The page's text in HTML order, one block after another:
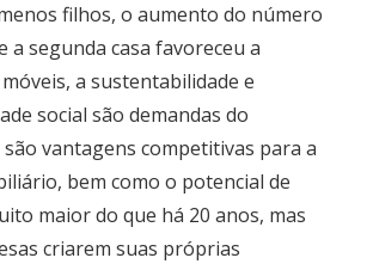
filhos, o aumento do número
a segunda casa favoreceu a
a sustentabilidade e
social são demandas do
vantagens competitivas para a
bem como o potencial de
maior do que há 20 anos, mas
criarem suas próprias